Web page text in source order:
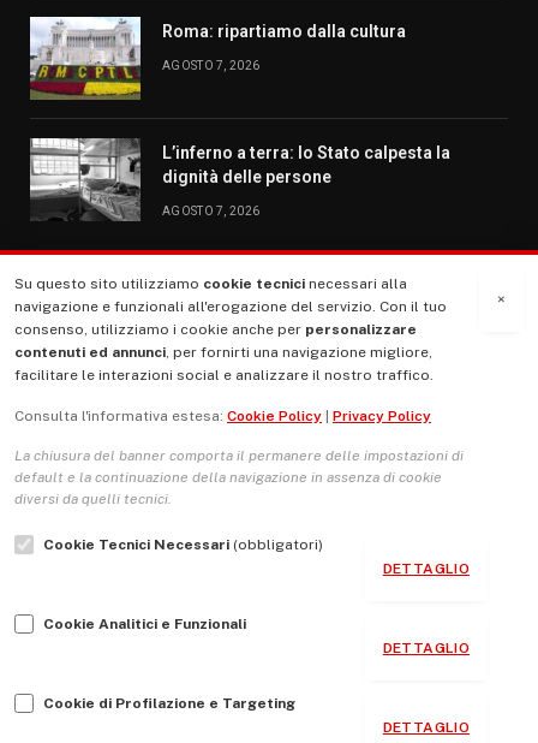
Roma: ripartiamo dalla cultura
AGOSTO 7, 2026
L’inferno a terra: lo Stato calpesta la
dignità delle persone
AGOSTO 7, 2026
MENU
La Nostra Storia
Le Copertine
L’Associazione
Indirizzo Socio Politico Culturale
Guida per le autrici e gli autori
×
Su questo sito utilizziamo cookie tecnici necessari alla
navigazione e funzionali all'erogazione del servizio. Con il tuo
consenso, utilizziamo i cookie anche per personalizzare
contenuti ed annunci, per fornirti una navigazione migliore,
facilitare le interazioni social e analizzare il nostro traffico.
Consulta l'informativa estesa: Cookie Policy Privacy Policy
La chiusura del banner comporta il permanere delle impostazioni di
default e la continuazione della navigazione in assenza di cookie
diversi da quelli tecnici.
Cookie Tecnici Necessari (obbligatori)
DETTAGLIO
Cookie Analitici e Funzionali
DETTAGLIO
Cookie di Profilazione e Targeting
DETTAGLIO